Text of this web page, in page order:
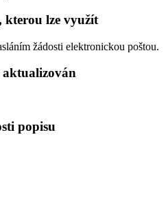
kterou lze využít
žádosti elektronickou poštou.
aktualizován
popisu